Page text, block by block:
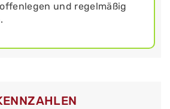
und regelmäßig